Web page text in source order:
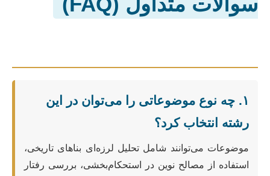
۱. چه نوع موضوعاتی را می‌توان در این
رشته انتخاب کرد؟
موضوعات می‌توانند شامل تحلیل لرزه‌ای بناهای تاریخی،
استفاده از مصالح نوین در استحکام‌بخشی، بررسی رفتار